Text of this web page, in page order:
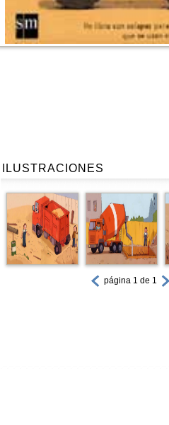
ILUSTRACIONES
página 1 de 1